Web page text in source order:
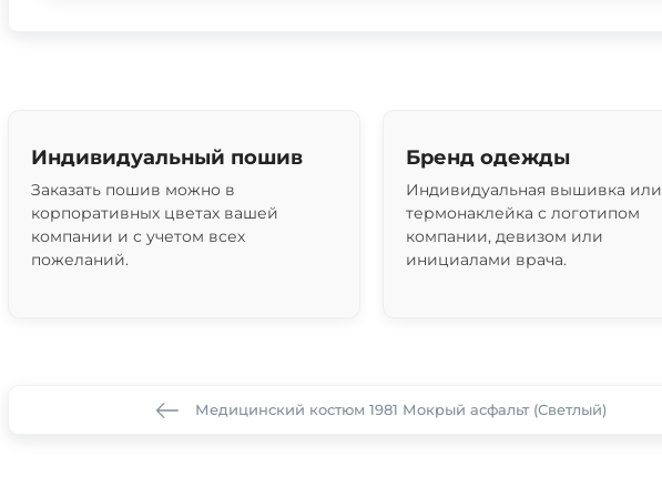
Индивидуальный пошив
Заказать пошив можно в
корпоративных цветах вашей
компании и с учетом всех
пожеланий.
Бренд одежды
Индивидуальная вышивка или
термонаклейка с логотипом
компании, девизом или
инициалами врача.
Медицинский костюм 1981 Мокрый асфальт (Светлый)